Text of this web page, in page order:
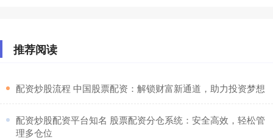
推荐阅读
​配资炒股流程 中国股票配资：解锁财富新通道，助力投资梦想
​配资炒股配资平台知名 股票配资分仓系统：安全高效，轻松管
理多仓位